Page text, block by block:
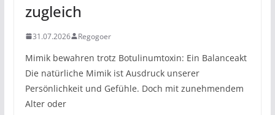
zugleich
31.07.2026 Regogoer
Mimik bewahren trotz Botulinumtoxin: Ein Balanceakt
Die natürliche Mimik ist Ausdruck unserer
Persönlichkeit und Gefühle. Doch mit zunehmendem
Alter oder